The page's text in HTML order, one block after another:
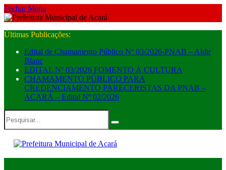
Fechar Menu
Últimas Publicações:
Edital de Chamamento Público Nº 03/2026-PNAB – Aldir
Blanc
EDITAL Nº 03/2026 FOMENTO À CULTURA
CHAMAMENTO PÚBLICO PARA
CREDENCIAMENTO PARECERISTAS DA PNAB –
ACARÁ – Edital Nº 02/2026